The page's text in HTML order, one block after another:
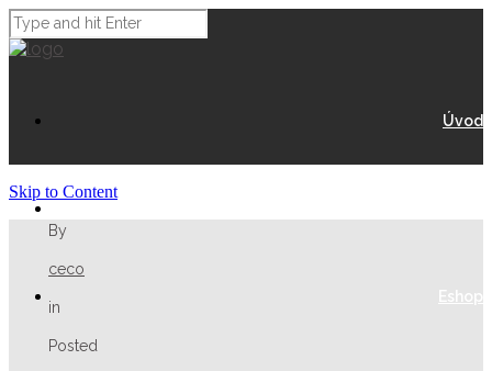
Úvod
Eshop
Skip to Content
By
ceco
in
Posted